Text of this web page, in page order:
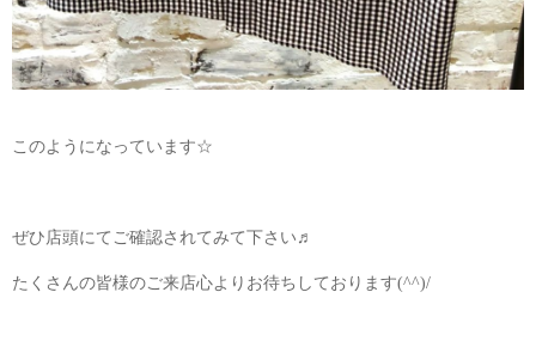
このようになっています☆
ぜひ店頭にてご確認されてみて下さい♬
たくさんの皆様のご来店心よりお待ちしております(^^)/